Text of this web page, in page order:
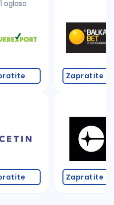
oglasa
Zapratite
Zapratite